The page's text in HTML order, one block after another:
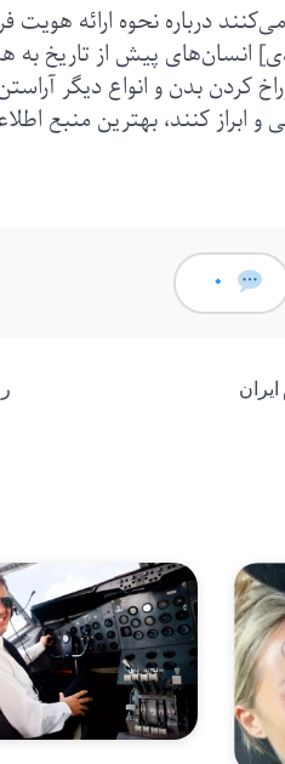
درباره نحوه ارائه
پیش‌ از تاریخ به
کردن بدن و انواع دیگر
و ابراز کنند، بهترین منبع
0